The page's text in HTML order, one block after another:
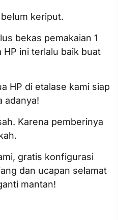
keriput.
bekas pemakaian 1
HP ini terlalu baik buat
HP di etalase kami siap
adanya!
Karena pemberinya
gratis konfigurasi
dan ucapan selamat
mantan!